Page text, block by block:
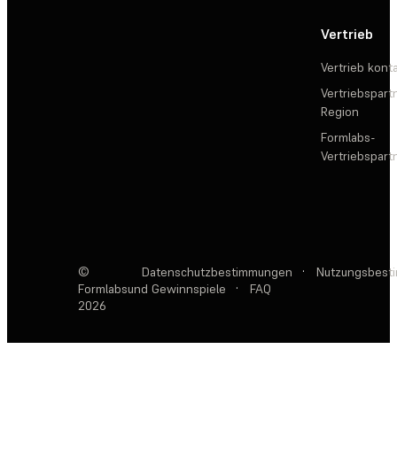
Vertrieb
Vertrieb
Region
Formlabs-
©
Formlabs
2026
Datenschutzbestimmungen ·
und Gewinnspiele
· FAQ